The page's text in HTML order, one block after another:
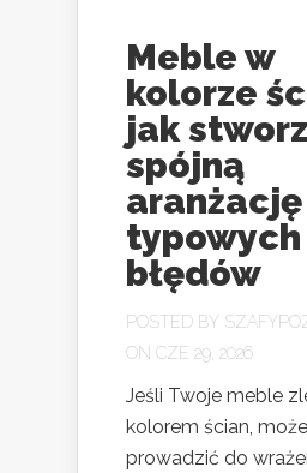
Meble w
kolorze
jak
spójną
typowych
błędów
POSTED BY
ON CZE 29, 2026
Jeśli Twoje meble
kolorem ścian,
prowadzić do